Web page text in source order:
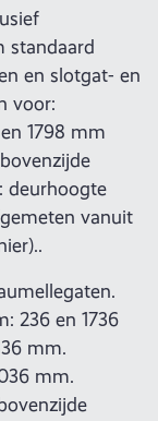
standaard
en slotgat- en
voor:
1798 mm
deurhoogte
vanuit
236 en 1736
mm.
mm.